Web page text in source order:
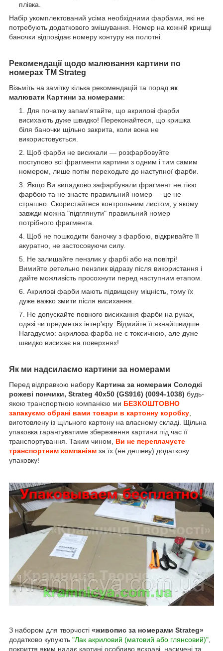
плівка.
Набір укомплектований усіма необхідними фарбами, які не
потребують додаткового змішування. Номер на кожній кришці
баночки відповідає номеру контуру на полотні.
Рекомендації щодо малювання картини по
номерах ТМ Strateg
Візьміть на замітку кілька рекомендацій та порад як
малювати Картини за номерами:
Для початку запам'ятайте, що акрилові фарби
висихають дуже швидко! Переконайтеся, що кришка
біля баночки щільно закрита, коли вона не
використовується.
Щоб фарби не висихали — розфарбовуйте
поступово всі фрагменти картини з одним і тим самим
номером, лише потім переходьте до наступної фарби.
Якщо Ви випадково зафарбували фрагмент не тією
фарбою та не знаєте правильний номер — це не
страшно. Скористайтеся контрольним листом, у якому
завжди можна "підглянути" правильний номер
потрібного фрагмента.
Щоб не пошкодити баночку з фарбою, відкривайте її
акуратно, не застосовуючи силу.
Не залишайте пензлик у фарбі або на повітрі!
Вимийте ретельно пензлик відразу після використання і
дайте можливість просохнути перед наступним етапом.
Акрилові фарби мають підвищену міцність, тому їх
дуже важко змити після висихання.
Не допускайте повного висихання фарби на руках,
одязі чи предметах інтер'єру. Відмийте її якнайшвидше.
Нагадуємо: акрилова фарба не є токсичною, але дуже
швидко висихає на поверхнях!
Як ми надсилаємо картини за номерами
Перед відправкою набору Картина за номерами Солодкі
рожеві пончики, Strateg 40х50 (GS916) (0094-1038) будь-
якою транспортною компанією ми БЕЗКОШТОВНО
запакуємо обрані вами товари в картонну коробку
виготовлену із щільного картону на власному складі. Щільна
упаковка гарантуватиме збереження картини під час її
транспортування. Таким чином, Ви не переплачуєте
транспортним компаніям за їх (не дешеву) додаткову
упаковку!
З набором для творчості «живопис за номерами Strateg»
додатково купують "Лак акриловий (матовий або глянсовий)"
покриття яким надає картині особливо яскраві, насичені та